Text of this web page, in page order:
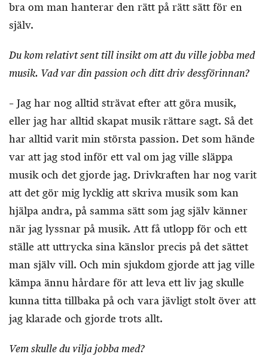
bra om man hanterar den rätt på rätt sätt för en
själv.
Du kom relativt sent till insikt om att du ville jobba med
musik. Vad var din passion och ditt driv dessförinnan?
– Jag har nog alltid strävat efter att göra musik,
eller jag har alltid skapat musik rättare sagt. Så det
har alltid varit min största passion. Det som hände
var att jag stod inför ett val om jag ville släppa
musik och det gjorde jag. Drivkraften har nog varit
att det gör mig lycklig att skriva musik som kan
hjälpa andra, på samma sätt som jag själv känner
när jag lyssnar på musik. Att få utlopp för och ett
ställe att uttrycka sina känslor precis på det sättet
man själv vill. Och min sjukdom gjorde att jag ville
kämpa ännu hårdare för att leva ett liv jag skulle
kunna titta tillbaka på och vara jävligt stolt över att
jag klarade och gjorde trots allt.
Vem skulle du vilja jobba med?